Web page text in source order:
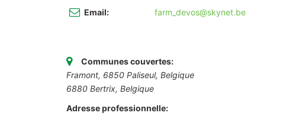
Email: farm_devos@skynet.be
Communes couvertes:
Framont, 6850 Paliseul, Belgique
6880 Bertrix, Belgique
Adresse professionnelle: